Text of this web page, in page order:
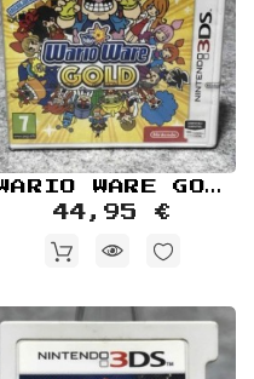
WARIO WARE GOLD NUEVO PRECINTADO NINTENDO 3DS
44,95 €